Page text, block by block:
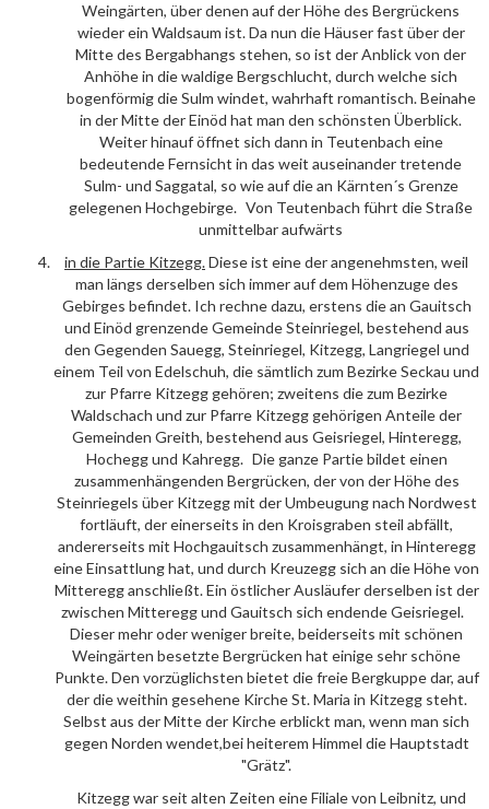
Weingärten, über denen auf der Höhe des Bergrückens
wieder ein Waldsaum ist. Da nun die Häuser fast über der
Mitte des Bergabhangs stehen, so ist der Anblick von der
Anhöhe in die waldige Bergschlucht, durch welche sich
bogenförmig die Sulm windet, wahrhaft romantisch. Beinahe
in der Mitte der Einöd hat man den schönsten Überblick.
Weiter hinauf öffnet sich dann in Teutenbach eine
bedeutende Fernsicht in das weit auseinander tretende
Sulm- und Saggatal, so wie auf die an Kärnten´s Grenze
gelegenen Hochgebirge. Von Teutenbach führt die Straße
unmittelbar aufwärts
in die Partie Kitzegg.Diese ist eine der angenehmsten, weil
man längs derselben sich immer auf dem Höhenzuge des
Gebirges befindet. Ich rechne dazu, erstens die an Gauitsch
und Einöd grenzende Gemeinde Steinriegel, bestehend aus
den Gegenden Sauegg, Steinriegel, Kitzegg, Langriegel und
einem Teil von Edelschuh, die sämtlich zum Bezirke Seckau und
zur Pfarre Kitzegg gehören; zweitens die zum Bezirke
Waldschach und zur Pfarre Kitzegg gehörigen Anteile der
Gemeinden Greith, bestehend aus Geisriegel, Hinteregg,
Hochegg und Kahregg. Die ganze Partie bildet einen
zusammenhängenden Bergrücken, der von der Höhe des
Steinriegels über Kitzegg mit der Umbeugung nach Nordwest
fortläuft, der einerseits in den Kroisgraben steil abfällt,
andererseits mit Hochgauitsch zusammenhängt, in Hinteregg
eine Einsattlung hat, und durch Kreuzegg sich an die Höhe von
Mitteregg anschließt. Ein östlicher Ausläufer derselben ist der
zwischen Mitteregg und Gauitsch sich endende Geisriegel.
Dieser mehr oder weniger breite, beiderseits mit schönen
Weingärten besetzte Bergrücken hat einige sehr schöne
Punkte. Den vorzüglichsten bietet die freie Bergkuppe dar, auf
der die weithin gesehene Kirche St. Maria in Kitzegg steht.
Selbst aus der Mitte der Kirche erblickt man, wenn man sich
gegen Norden wendet,bei heiterem Himmel die Hauptstadt
"Grätz".
Kitzegg war seit alten Zeiten eine Filiale von Leibnitz, und